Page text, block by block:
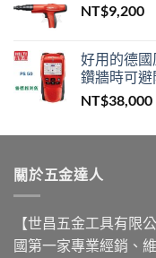
NT$9,200
好用的德國
鑽牆時可
NT$38,000
關於五金達人
【世昌五金工具有限
國第一家專業經銷、